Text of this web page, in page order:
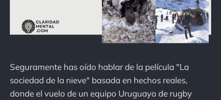
Seguramente has oído hablar de la película "La
sociedad de la nieve" basada en hechos reales,
donde el vuelo de un equipo Uruguayo de rugby